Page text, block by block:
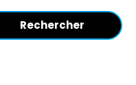
Rechercher